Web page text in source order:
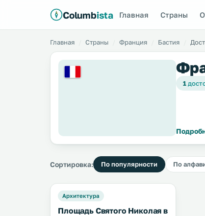
Columbista Главная Страны
Главная Страны Франция Бастия
1
Сортировка: По популярности По
Архитектура
Площадь Святого Николая в